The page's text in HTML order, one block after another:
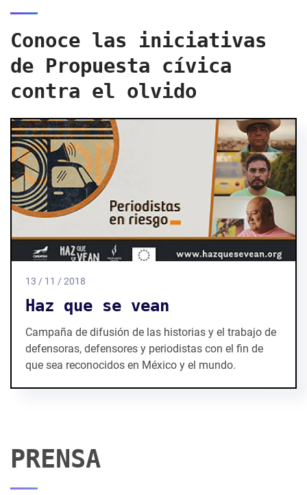
Conoce las iniciativas
de Propuesta cívica
contra el olvido
13 / 11 / 2018
Haz que se vean
Campaña de difusión de las historias y el trabajo de
defensoras, defensores y periodistas con el fin de
que sea reconocidos en México y el mundo.
PRENSA